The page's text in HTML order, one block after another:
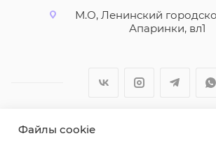
М.О, Ленинский
Апаринки, вл1
2026 © ООО "Вайт Текстиль
Файлы cookie